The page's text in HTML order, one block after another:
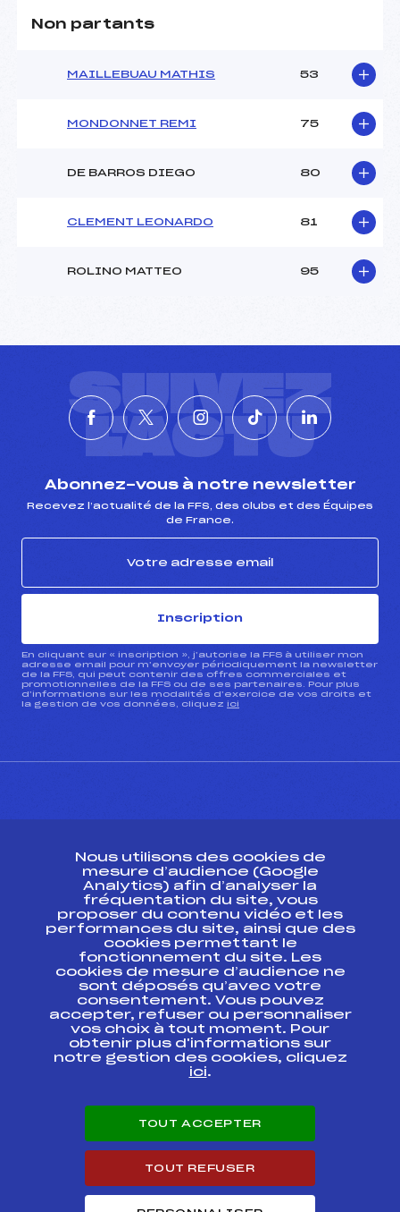
Non partants
MAILLEBUAU MATHIS 53
MONDONNET REMI 75
DE BARROS DIEGO 80
CLEMENT LEONARDO 81
ROLINO MATTEO 95
SUIVEZ
L'ACTU
Abonnez-vous à notre newsletter
Recevez l’actualité de la FFS, des clubs et des Équipes
de France.
Inscription
En cliquant sur « inscription », j’autorise la FFS à utiliser mon
adresse email pour m’envoyer périodiquement la newsletter
de la FFS, qui peut contenir des offres commerciales et
promotionnelles de la FFS ou de ses partenaires. Pour plus
d’informations sur les modalités d’exercice de vos droits et
la gestion de vos données, cliquez ici
Ressources
Pass’Neige
Projet sportif fédéral
Projet de performance fédéral
Antidopage
Pôle Développement, Formation, Suivi
Scientifique
Listes ministérielles
Pôle vie de l’athlète
Enseignement professionnel
Carrières
Nous utilisons des cookies de
mesure d’audience (Google
Analytics) afin d’analyser la
fréquentation du site, vous
proposer du contenu vidéo et les
performances du site, ainsi que des
cookies permettant le
fonctionnement du site. Les
cookies de mesure d’audience ne
sont déposés qu’avec votre
consentement. Vous pouvez
accepter, refuser ou personnaliser
vos choix à tout moment. Pour
obtenir plus d'informations sur
notre gestion des cookies, cliquez
ici.
TOUT ACCEPTER
TOUT REFUSER